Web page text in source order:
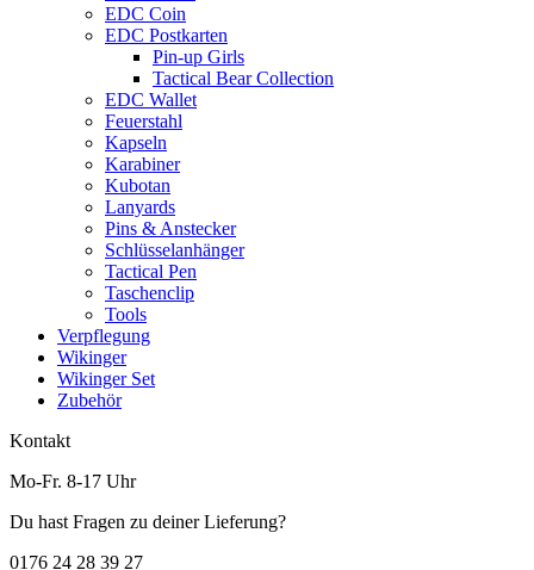
EDC Coin
EDC Postkarten
Pin-up Girls
Tactical Bear Collection
EDC Wallet
Feuerstahl
Kapseln
Karabiner
Kubotan
Lanyards
Pins & Anstecker
Schlüsselanhänger
Tactical Pen
Taschenclip
Tools
Verpflegung
Wikinger
Wikinger Set
Zubehör
Kontakt
Mo-Fr. 8-17 Uhr
Du hast Fragen zu deiner Lieferung?
0176 24 28 39 27